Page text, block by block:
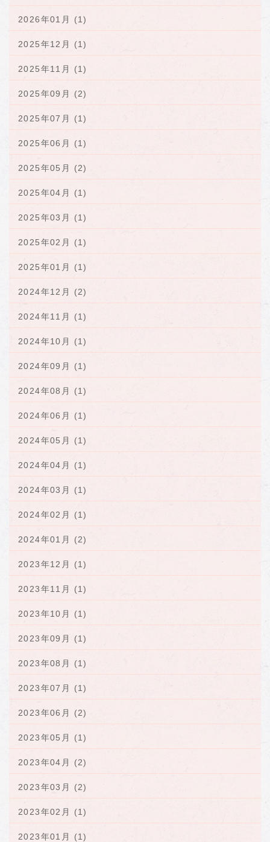
2026年01月 (1)
2025年12月 (1)
2025年11月 (1)
2025年09月 (2)
2025年07月 (1)
2025年06月 (1)
2025年05月 (2)
2025年04月 (1)
2025年03月 (1)
2025年02月 (1)
2025年01月 (1)
2024年12月 (2)
2024年11月 (1)
2024年10月 (1)
2024年09月 (1)
2024年08月 (1)
2024年06月 (1)
2024年05月 (1)
2024年04月 (1)
2024年03月 (1)
2024年02月 (1)
2024年01月 (2)
2023年12月 (1)
2023年11月 (1)
2023年10月 (1)
2023年09月 (1)
2023年08月 (1)
2023年07月 (1)
2023年06月 (2)
2023年05月 (1)
2023年04月 (2)
2023年03月 (2)
2023年02月 (1)
2023年01月 (1)